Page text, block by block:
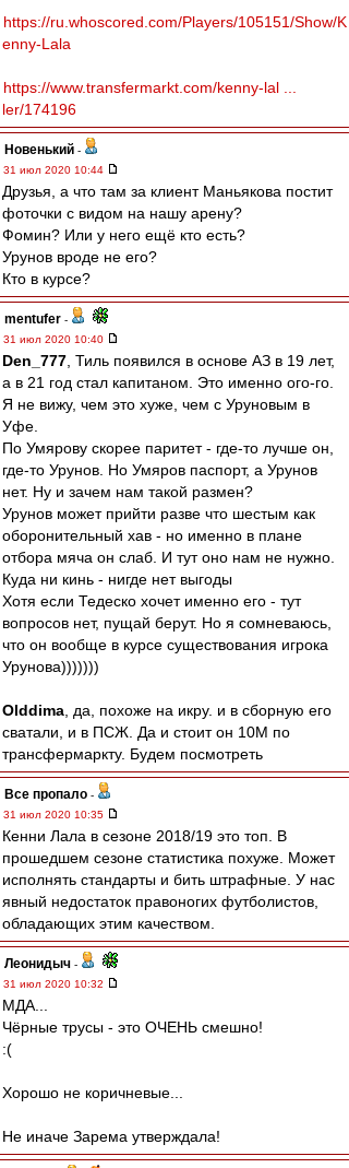
https://ru.whoscored.com/Players/105151/Show/K
enny-Lala
https://www.transfermarkt.com/kenny-lal ...
ler/174196
Новенький -
31 июл 2020 10:44
Друзья, а что там за клиент Маньякова постит
фоточки с видом на нашу арену?
Фомин? Или у него ещё кто есть?
Урунов вроде не его?
Кто в курсе?
mentufer -
31 июл 2020 10:40
Den_777 , Тиль появился в основе АЗ в 19 лет,
а в 21 год стал капитаном. Это именно ого-го.
Я не вижу, чем это хуже, чем с Уруновым в
Уфе.
По Умярову скорее паритет - где-то лучше он,
где-то Урунов. Но Умяров паспорт, а Урунов
нет. Ну и зачем нам такой размен?
Урунов может прийти разве что шестым как
оборонительный хав - но именно в плане
отбора мяча он слаб. И тут оно нам не нужно.
Куда ни кинь - нигде нет выгоды
Хотя если Тедеско хочет именно его - тут
вопросов нет, пущай берут. Но я сомневаюсь,
что он вообще в курсе существования игрока
Урунова)))))))
Olddima , да, похоже на икру. и в сборную его
сватали, и в ПСЖ. Да и стоит он 10М по
трансфермаркту. Будем посмотреть
Все пропало -
31 июл 2020 10:35
Кенни Лала в сезоне 2018/19 это топ. В
прошедшем сезоне статистика похуже. Может
исполнять стандарты и бить штрафные. У нас
явный недостаток правоногих футболистов,
обладающих этим качеством.
Леонидыч -
31 июл 2020 10:32
МДА...
Чёрные трусы - это ОЧЕНЬ смешно!
:(
Хорошо не коричневые...
Не иначе Зарема утверждала!